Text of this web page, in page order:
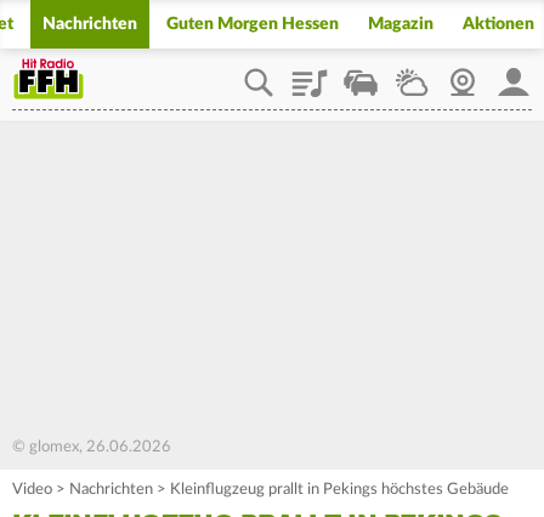
Nachrichten Guten Morgen Hessen Magazin Aktionen
PlaylistStaupilotWetterWebcam
© glomex, 26.06.2026
Video > Nachrichten > Kleinflugzeug prallt in Pekings höchstes Gebäude